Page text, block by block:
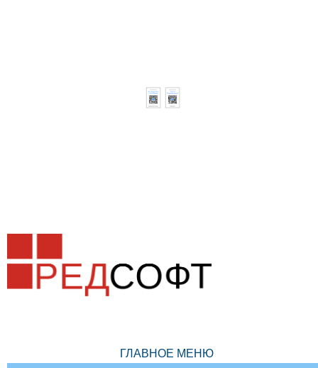
ГЛАВНОЕ МЕНЮ